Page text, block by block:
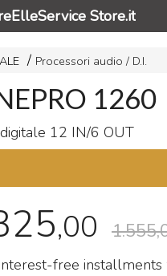
Store.it
Processori audio / D.I.
1260
12 IN/6OUT
,00
free installments